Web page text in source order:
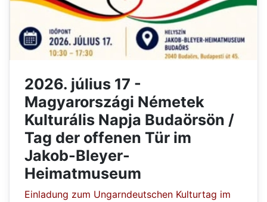
2026. július 17 -
Magyarországi Németek
Kulturális Napja Budaörsön /
Tag der offenen Tür im
Jakob-Bleyer-
Heimatmuseum
Einladung zum Ungarndeutschen Kulturtag im